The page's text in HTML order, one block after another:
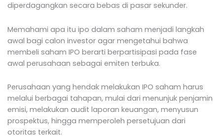
diperdagangkan secara bebas di pasar sekunder.
Memahami apa itu ipo dalam saham menjadi langkah
awal bagi calon investor agar mengetahui bahwa
membeli saham IPO berarti berpartisipasi pada fase
awal perusahaan sebagai emiten terbuka.
Perusahaan yang hendak melakukan IPO saham harus
melalui berbagai tahapan, mulai dari menunjuk penjamin
emisi, melakukan audit laporan keuangan, menyusun
prospektus, hingga memperoleh persetujuan dari
otoritas terkait.